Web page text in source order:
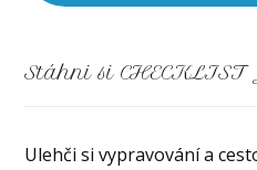
Stáhni si
Ulehči si vypravování a